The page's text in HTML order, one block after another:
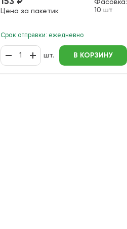
Цена за пакетик
Фасовка:
10 шт
Срок отправки: ежедневно
шт. В КОРЗИНУ